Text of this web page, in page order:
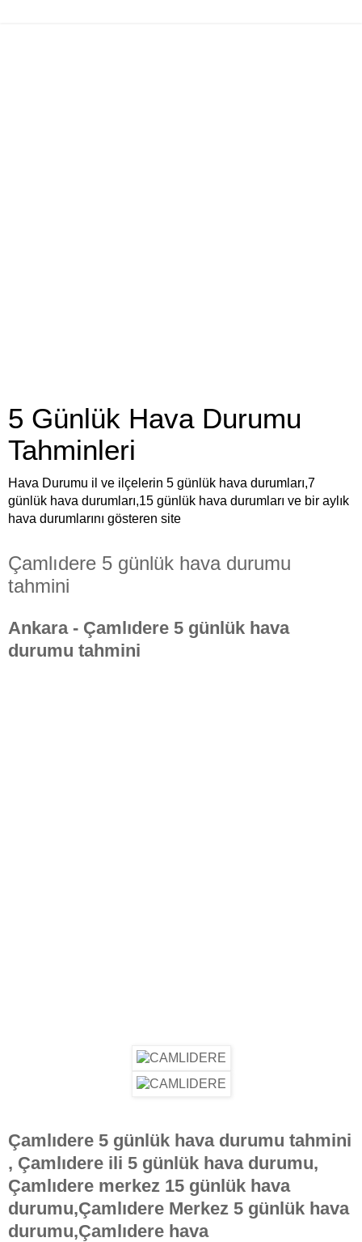
5 Günlük Hava Durumu
Tahminleri
Hava Durumu il ve ilçelerin 5 günlük hava durumları,7
günlük hava durumları,15 günlük hava durumları ve bir aylık
hava durumlarını gösteren site
Çamlıdere 5 günlük hava durumu
tahmini
Ankara - Çamlıdere 5 günlük hava
durumu tahmini
Çamlıdere 5 günlük hava durumu tahmini
, Çamlıdere ili 5 günlük hava durumu,
Çamlıdere merkez 15 günlük hava
durumu,Çamlıdere Merkez 5 günlük hava
durumu,Çamlıdere hava